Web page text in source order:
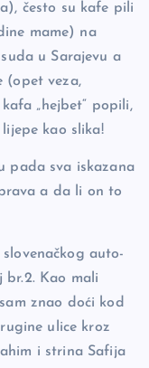
često su kafe pili
mame) na
u Sarajevu a
(opet veza,
„hejbet“ popili,
kao slika!
pada sva iskazana
a da li on to
auto-
br.2. Kao mali
znao doći kod
ulice kroz
i strina Safija